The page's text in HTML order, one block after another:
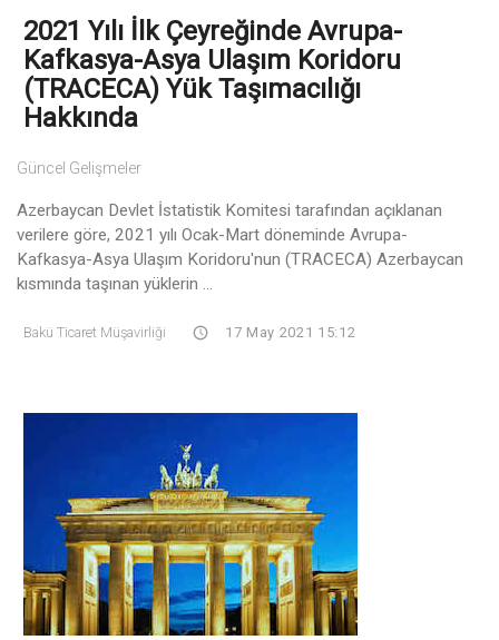
2021 Yılı İlk Çeyreğinde Avrupa-
Kafkasya-Asya Ulaşım Koridoru
(TRACECA) Yük Taşımacılığı
Hakkında
Güncel Gelişmeler
Azerbaycan Devlet İstatistik Komitesi tarafından açıklanan
verilere göre, 2021 yılı Ocak-Mart döneminde Avrupa-
Kafkasya-Asya Ulaşım Koridoru'nun (TRACECA) Azerbaycan
kısmında taşınan yüklerin ...
Bakü Ticaret Müşavirliği 17 May 2021 15:12